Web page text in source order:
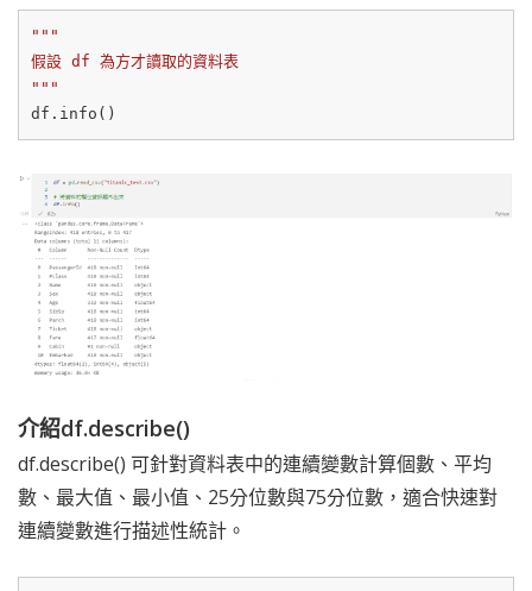
"""
假設 df 為方才讀取的資料表
"""
介紹df.describe()
df.describe() 可針對資料表中的連續變數計算個數、平均
數、最大值、最小值、25分位數與75分位數，適合快速對
連續變數進行描述性統計。